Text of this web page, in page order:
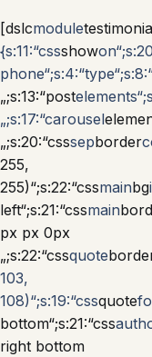
[dslcmodule
{s:11:“cssshow
„;s:13:“post
„;s:17:“carousel
„;s:20:“csssepborder
255,
255)“;s:22:“cssmainbg
left“;s:21:“cssmain
px px 0px
„;s:22:“cssquote
103,
108)“;s:19:“cssquote
bottom“;s:21:“css
right bottom